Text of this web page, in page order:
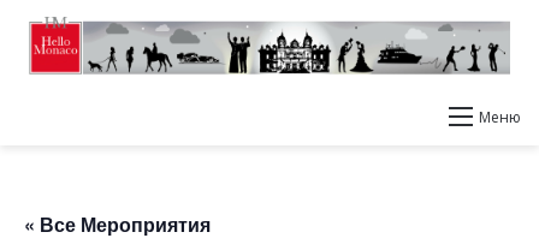
Меню
« Все Мероприятия